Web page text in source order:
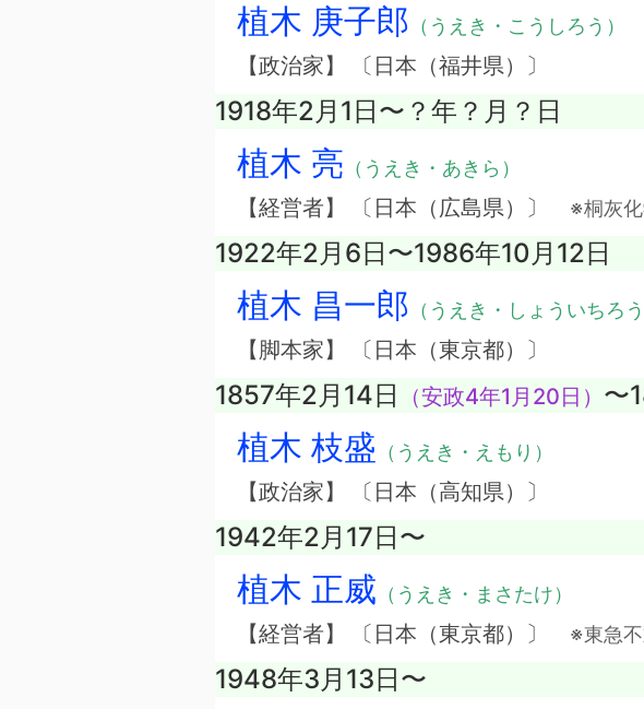
植木 庚子郎 （うえき・こうしろう）
【政治家】 〔日本（福井県）〕
1918年2月1日〜？年？月？日
植木 亮 （うえき・あきら）
【経営者】 〔日本（広島県）〕 ※桐灰
1922年2月6日〜1986年10月12日
植木 昌一郎 （うえき・しょういちろう
【脚本家】 〔日本（東京都）〕
1857年2月14日 （安政4年1月20日） 〜
植木 枝盛 （うえき・えもり）
【政治家】 〔日本（高知県）〕
1942年2月17日〜
植木 正威 （うえき・まさたけ）
【経営者】 〔日本（東京都）〕 ※東急
1948年3月13日〜